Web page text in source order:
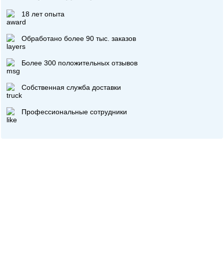
18 лет опыта
Обработано более 90 тыс. заказов
Более 300 положительных отзывов
Собственная служба доставки
Профессиональные сотрудники